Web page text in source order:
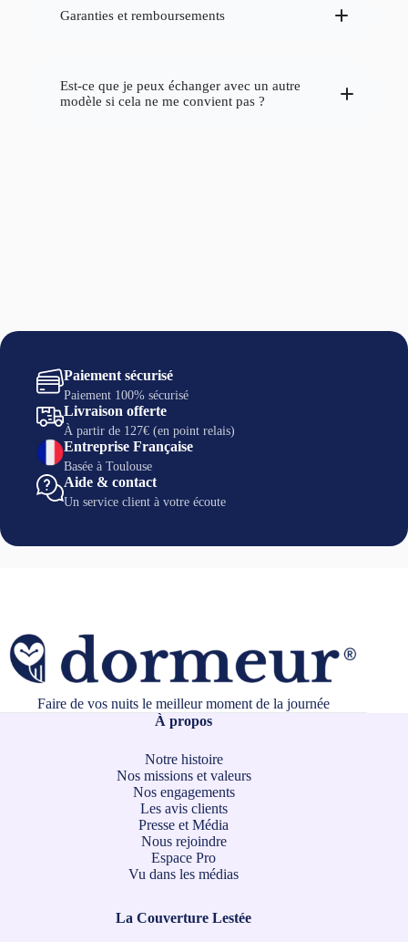
rendre le matelas
Garanties et remboursements
Veuillez noter que les frais de retour sont à la
charge du client.
Est-ce que je peux échanger avec un autre
modèle si cela ne me convient pas ?
Paiement sécurisé
Paiement 100% sécurisé
Livraison offerte
À partir de 127€ (en point relais)
Entreprise Française
Basée à Toulouse
Aide & contact
Un service client à votre écoute
Faire de vos nuits le meilleur moment de la journée
À propos
Notre histoire
Nos missions et valeurs
Nos engagements
Les avis clients
Presse et Média
Nous rejoindre
Espace Pro
Vu dans les médias
La Couverture Lestée